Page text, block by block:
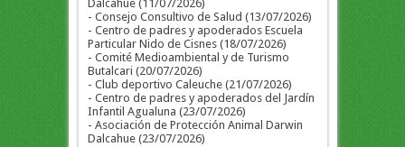
Dalcahue (11/07/2026)
- Consejo Consultivo de Salud (13/07/2026)
- Centro de padres y apoderados Escuela
Particular Nido de Cisnes (18/07/2026)
- Comité Medioambiental y de Turismo
Butalcari (20/07/2026)
- Club deportivo Caleuche (21/07/2026)
- Centro de padres y apoderados del Jardín
Infantil Agualuna (23/07/2026)
- Asociación de Protección Animal Darwin
Dalcahue (23/07/2026)